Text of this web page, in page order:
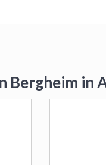
Bergheim in